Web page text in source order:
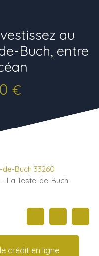
au
Buch, entre
€
de-Buch 33260
La Teste-de-Buch
crédit en ligne